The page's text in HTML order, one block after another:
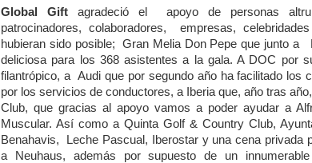
Global Gift agradeció el apoyo de personas
patrocinadores, colaboradores, empresas,
hubieran sido posible; Gran Melia Don Pepe que junto a
deliciosa para los 368 asistentes a la gala. A DOC por
filantrópico, a Audi que por segundo año ha facilitado los
por los servicios de conductores, a Iberia que, año tras
Club, que gracias al apoyo vamos a poder ayudar a
Muscular. Así como a Quinta Golf & Country Club,
Benahavis, Leche Pascual, Iberostar y una cena privada
a Neuhaus, además por supuesto de un